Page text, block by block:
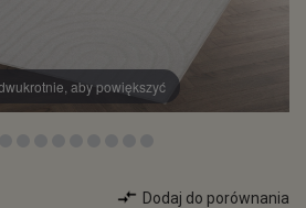
aby powiększyć
Dodaj do porównania